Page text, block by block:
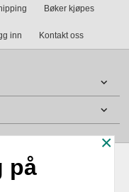
Bøker kjøpes
inn Kontakt oss
×
på